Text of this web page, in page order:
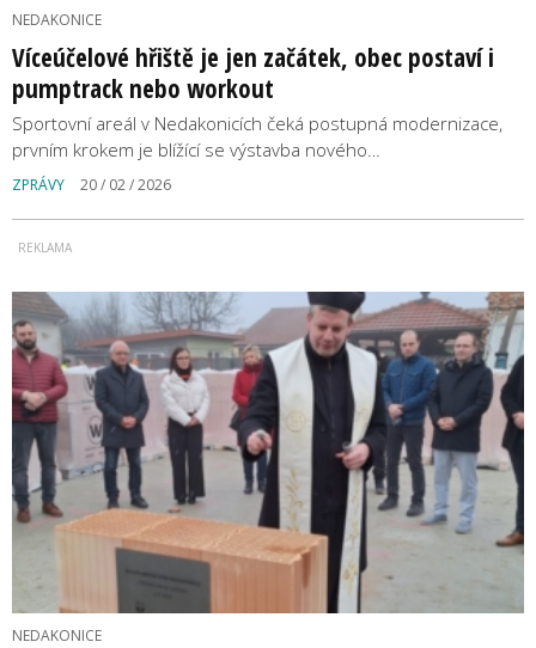
NEDAKONICE
Víceúčelové hřiště je jen začátek, obec postaví i
pumptrack nebo workout
Sportovní areál v Nedakonicích čeká postupná modernizace,
prvním krokem je blížící se výstavba nového…
ZPRÁVY 20 / 02 / 2026
NEDAKONICE